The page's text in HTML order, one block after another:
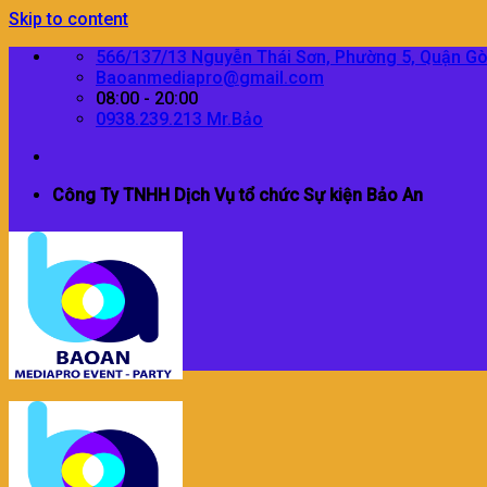
Skip to content
566/137/13 Nguyễn Thái Sơn, Phường 5, Quận
Baoanmediapro@gmail.com
08:00 - 20:00
0938.239.213 Mr.Bảo
Công Ty TNHH Dịch Vụ tổ chức Sự kiện Bảo An